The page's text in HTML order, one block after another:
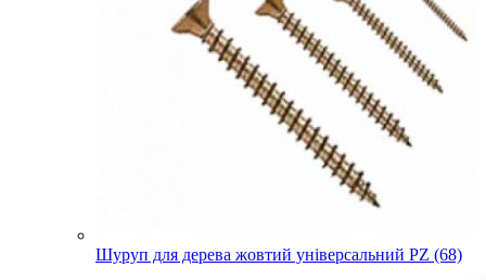
Шуруп для дерева жовтий універсальний PZ (68)